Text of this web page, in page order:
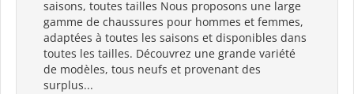
saisons, toutes tailles Nous proposons une large
gamme de chaussures pour hommes et femmes,
adaptées à toutes les saisons et disponibles dans
toutes les tailles. Découvrez une grande variété
de modèles, tous neufs et provenant des
surplus...